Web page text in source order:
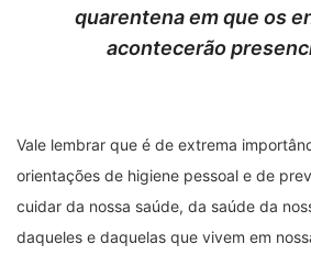
quarentena em que os
acontecerão
Vale lembrar que é de extrema
orientações de higiene pessoal e de
cuidar da nossa saúde, da saúde da
daqueles e daquelas que vivem em